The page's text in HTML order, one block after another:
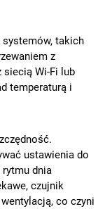
systemów, takich
z
siecią Wi-Fi lub
temperaturą i
ustawienia do
dnia
czujnik
co czyni